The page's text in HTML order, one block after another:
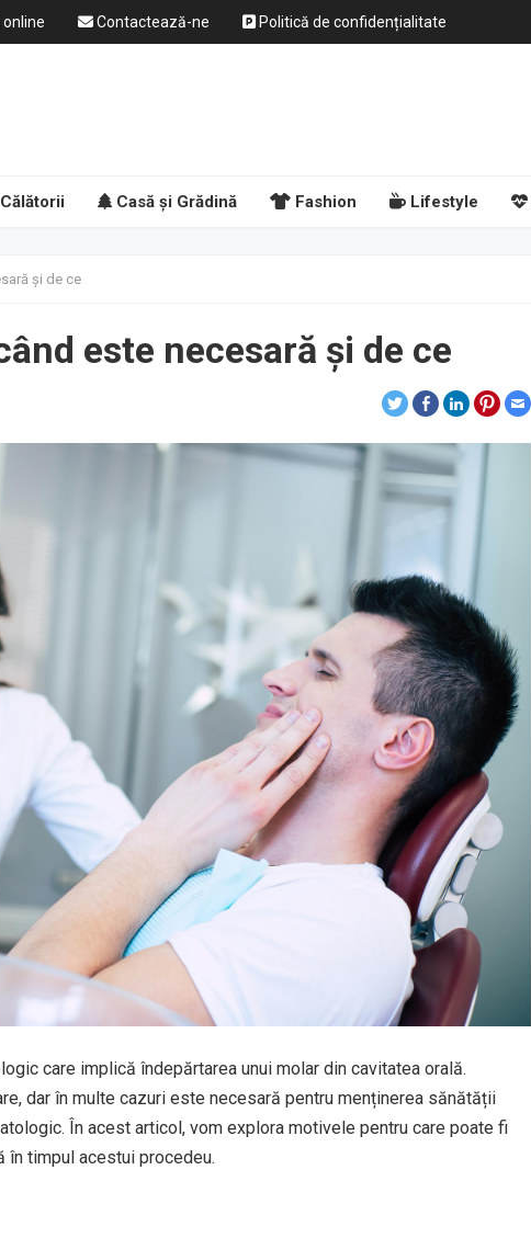
Contactează-ne Politică de confidențialitate
Călătorii Casă și Grădină Fashion Lifestyle
și de ce
este necesară și de ce
care implică îndepărtarea unui molar din cavitatea orală.
dar în multe cazuri este necesară pentru menținerea sănătății
În acest articol, vom explora motivele pentru care poate fi
în timpul acestui procedeu.